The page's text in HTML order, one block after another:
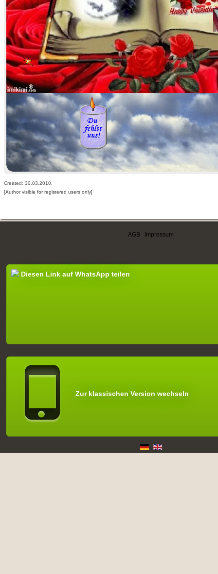
Created: 30.03.2010,
[Author visible for registered users only]
AGB Impressum
Diesen Link auf WhatsApp teilen
Zur klassischen Version wechseln